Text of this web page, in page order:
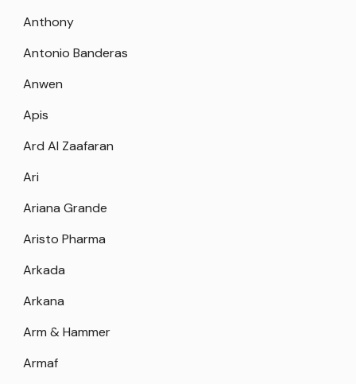
Anthony
Antonio Banderas
Anwen
Apis
Ard Al Zaafaran
Ari
Ariana Grande
Aristo Pharma
Arkada
Arkana
Arm & Hammer
Armaf